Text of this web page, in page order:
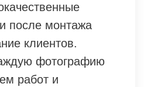
после монтажа
клиентов.
фотографию
работ и